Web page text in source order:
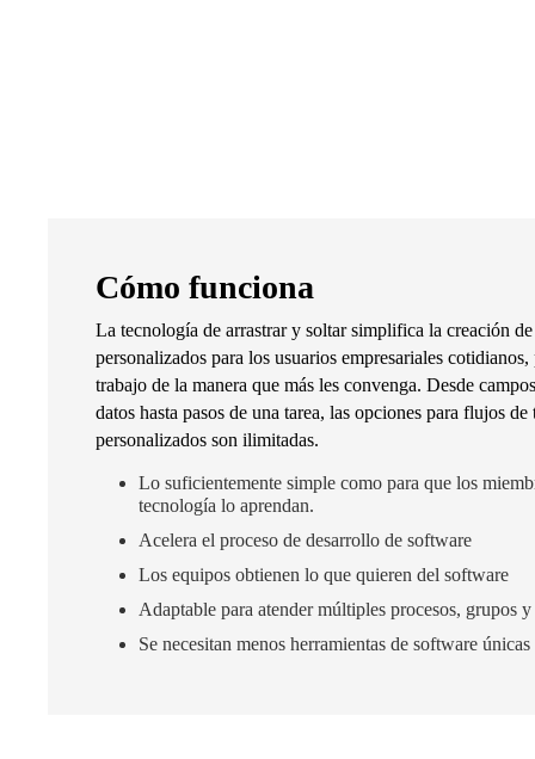
Cómo funciona
La tecnología de arrastrar y soltar simplifica la creación
personalizados para los usuarios empresariales
trabajo de la manera que más les convenga. Desde
datos hasta pasos de una tarea, las opciones para flujos
personalizados son ilimitadas.
Lo suficientemente simple como para que los
tecnología lo aprendan.
Acelera el proceso de desarrollo de software
Los equipos obtienen lo que quieren del software
Adaptable para atender múltiples procesos, grupos
Se necesitan menos herramientas de software únicas